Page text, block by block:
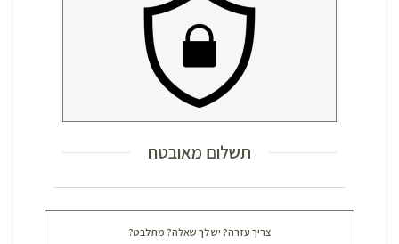
תשלום מאובטח
צריך עזרה? יש לך שאלה? מתלבט?